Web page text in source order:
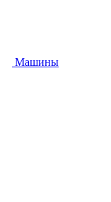
Машины